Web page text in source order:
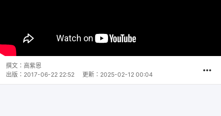
撰文： 高紫恩
出版： 2017-06-22 22:52 更新： 2025-02-12 00:04